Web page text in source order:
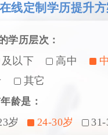
在线定制学历提升
学历层次：
以下 高中
其它
龄是：
岁 24-30岁
31-